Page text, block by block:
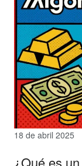
18 de abril 2025